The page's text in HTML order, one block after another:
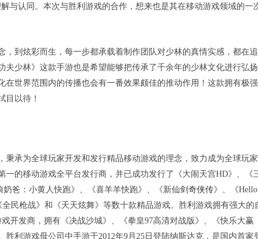
与认同。本次与胜利游戏的合作，想来也是其在移动游戏领域的一
，到炫彩而生，每一步都承载着制作团队对少林的真情实感，都在
少林》这款手游也是希望能够把传承了千余年的少林文化进行弘扬
世界范围内的传播也会有一番效果颇佳的推动作用！这款拥有极
目以待！
秉承为全球玩家开发和发行精品移动游戏的理念，致力成为全球玩
的移动游戏全平台发行商，并已成功发行了《大闹天宫HD》、《
爸：小黄人快跑》、《喜羊羊快跑》、《新仙剑奇侠传》、《Hello
民枪战》和《天天炫舞》等数十款精品游戏。胜利游戏拥有强大的
开发商，拥有《决战沙城》、《拳皇97高清对战版》、《快乐大赢
利游戏母公司中手游于2012年9月25日登陆纳斯达克，是国内首家